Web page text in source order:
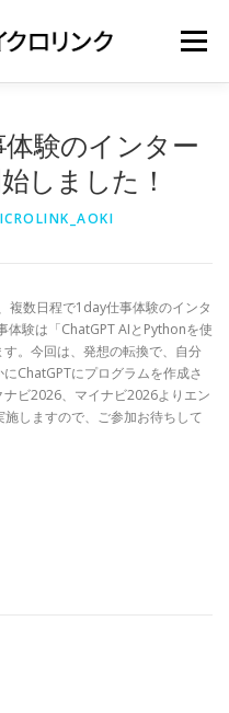
メニュー
験のインター
しました！
複数日程で1day仕事体験のインタ
験は「ChatGPT AIとPythonを使
。今回は、発想の転換で、自分
ChatGPTにプログラムを作成さ
ビ2026、マイナビ2026よりエン
しますので、ご参加お待ちして